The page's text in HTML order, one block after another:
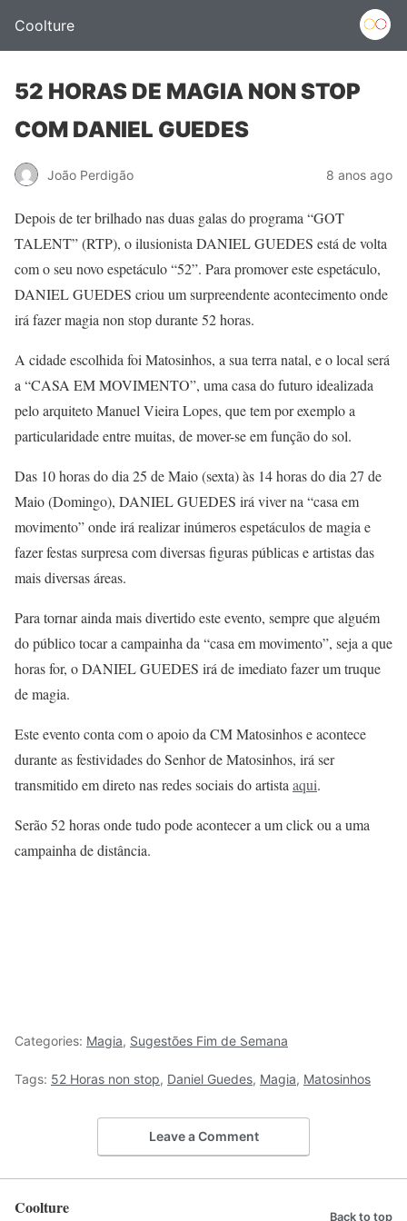
Coolture
52 HORAS DE MAGIA NON STOP
COM DANIEL GUEDES
João Perdigão 8 anos ago
Depois de ter brilhado nas duas galas do programa “GOT
TALENT” (RTP), o ilusionista DANIEL GUEDES está de volta
com o seu novo espetáculo “52”. Para promover este espetáculo,
DANIEL GUEDES criou um surpreendente acontecimento onde
irá fazer magia non stop durante 52 horas.
A cidade escolhida foi Matosinhos, a sua terra natal, e o local será
a “CASA EM MOVIMENTO”, uma casa do futuro idealizada
pelo arquiteto Manuel Vieira Lopes, que tem por exemplo a
particularidade entre muitas, de mover-se em função do sol.
Das 10 horas do dia 25 de Maio (sexta) às 14 horas do dia 27 de
Maio (Domingo), DANIEL GUEDES irá viver na “casa em
movimento” onde irá realizar inúmeros espetáculos de magia e
fazer festas surpresa com diversas figuras públicas e artistas das
mais diversas áreas.
Para tornar ainda mais divertido este evento, sempre que alguém
do público tocar a campainha da “casa em movimento”, seja a que
horas for, o DANIEL GUEDES irá de imediato fazer um truque
de magia.
Este evento conta com o apoio da CM Matosinhos e acontece
durante as festividades do Senhor de Matosinhos, irá ser
transmitido em direto nas redes sociais do artista aqui.
Serão 52 horas onde tudo pode acontecer a um click ou a uma
campainha de distância.
Categories: Magia, Sugestões Fim de Semana
Tags: 52 Horas non stop, Daniel Guedes, Magia, Matosinhos
Leave a Comment
Coolture Back to top